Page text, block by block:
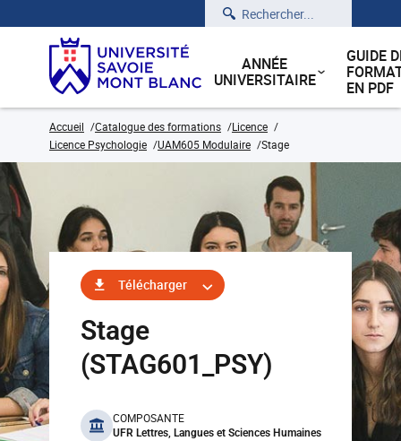
Rechercher
ANNÉE
UNIVERSITAIRE
GUIDE
EN PDF
Accueil Catalogue des formations
Licence
Licence Psychologie
UAM605 Modulaire Stage
Télécharger
Stage
(STAG601_PSY)
benefits
COMPOSANTE
UFR Lettres, Langues et Sciences Humaines